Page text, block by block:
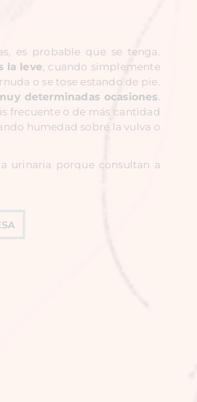
es probable que se tenga.
la leve, cuando simplemente
o se tose estando de pie.
determinadas ocasiones.
frecuente o de más cantidad
humedad sobre la vulva o
urinaria porque consultan a